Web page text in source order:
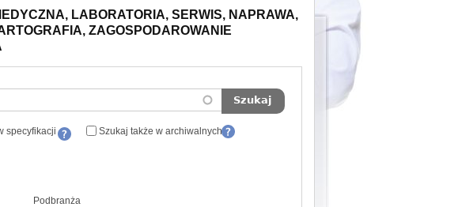
LABORATORIA, SERWIS, NAPRAWA,
ZAGOSPODAROWANIE
specyfikacji Szukaj także w archiwalnych
Podbranża